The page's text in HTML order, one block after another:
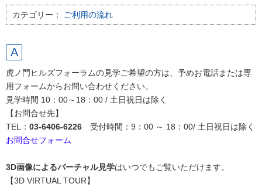
カテゴリー： ご利用の流れ
虎ノ門ヒルズフォーラムの見学ご希望の方は、予めお電話または専
用フォームからお問い合わせください。
見学時間 10：00～18：00 / 土日祝日は除く
【お問合せ先】
TEL： 03-6406-6226 受付時間：9：00 ～ 18：00/ 土日祝日は除く
お問合せフォーム
3D画像によるバーチャル見学はいつでもご覧いただけます。
【3D VIRTUAL TOUR】